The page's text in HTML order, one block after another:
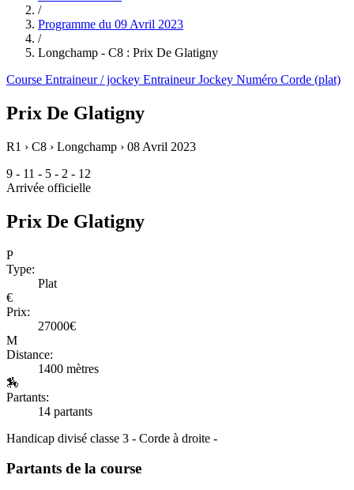
/
Programme du 09 Avril 2023
/
Longchamp - C8 : Prix De Glatigny
Course Entraineur / jockey EntraineurJockey Numéro Corde (plat)
Prix De Glatigny
R1 › C8 › Longchamp › 08 Avril 2023
9 - 11 - 5 - 2 - 12
Arrivée officielle
Prix De Glatigny
P
Type:
Plat
€
Prix:
27000€
M
Distance:
1400 mètres
🏇
Partants:
14 partants
Handicap divisé classe 3 - Corde à droite -
Partants de la course